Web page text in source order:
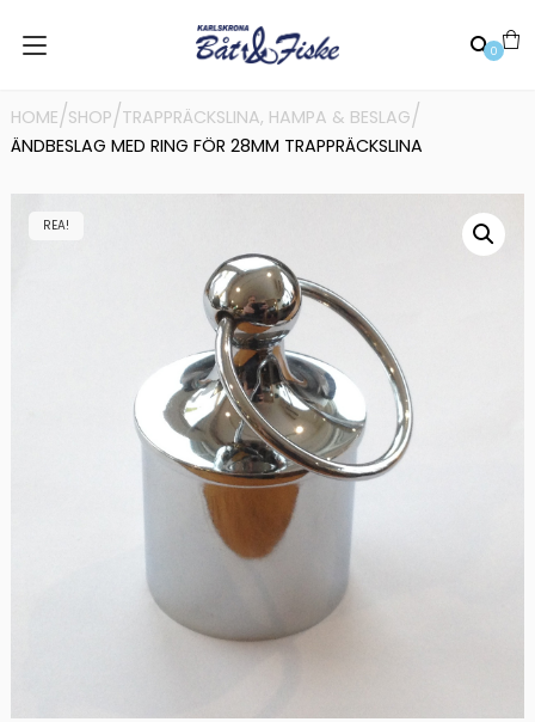
0
HOME/SHOP/TRAPPRÄCKSLINA, HAMPA & BESLAG/
ÄNDBESLAG MED RING FÖR 28MM TRAPPRÄCKSLINA
REA!